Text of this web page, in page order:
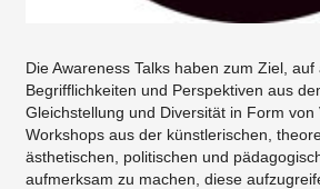
Die Awareness Talks haben zum Ziel, auf
Begrifflichkeiten und Perspektiven aus
Gleichstellung und Diversität in Form von
Workshops aus der künstlerischen,
ästhetischen, politischen und
aufmerksam zu machen, diese